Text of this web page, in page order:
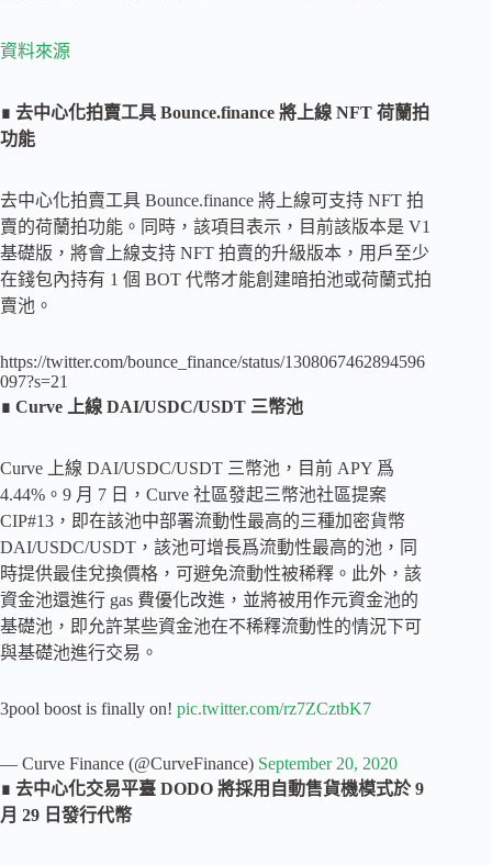
資料來源
∎ 去中心化拍賣工具 Bounce.finance 將上線 NFT 荷蘭拍
功能
去中心化拍賣工具 Bounce.finance 將上線可支持 NFT 拍
賣的荷蘭拍功能。同時，該項目表示，目前該版本是 V1
基礎版，將會上線支持 NFT 拍賣的升級版本，用戶至少
在錢包內持有 1 個 BOT 代幣才能創建暗拍池或荷蘭式拍
賣池。
https://twitter.com/bounce_finance/status/1308067462894596
097?s=21
∎ Curve 上線 DAI/USDC/USDT 三幣池
Curve 上線 DAI/USDC/USDT 三幣池，目前 APY 爲
4.44%。9 月 7 日，Curve 社區發起三幣池社區提案
CIP#13，即在該池中部署流動性最高的三種加密貨幣
DAI/USDC/USDT，該池可增長爲流動性最高的池，同
時提供最佳兌換價格，可避免流動性被稀釋。此外，該
資金池還進行 gas 費優化改進，並將被用作元資金池的
基礎池，即允許某些資金池在不稀釋流動性的情況下可
與基礎池進行交易。
3pool boost is finally on! pic.twitter.com/rz7ZCztbK7
— Curve Finance (@CurveFinance) September 20, 2020
∎ 去中心化交易平臺 DODO 將採用自動售貨機模式於 9
月 29 日發行代幣